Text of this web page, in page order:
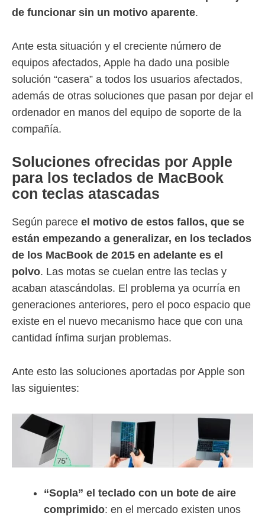
de funcionar sin un motivo aparente.
Ante esta situación y el creciente número de
equipos afectados, Apple ha dado una posible
solución “casera” a todos los usuarios afectados,
además de otras soluciones que pasan por dejar el
ordenador en manos del equipo de soporte de la
compañía.
Soluciones ofrecidas por Apple
para los teclados de MacBook
con teclas atascadas
Según parece el motivo de estos fallos, que se
están empezando a generalizar, en los teclados
de los MacBook de 2015 en adelante es el
polvo. Las motas se cuelan entre las teclas y
acaban atascándolas. El problema ya ocurría en
generaciones anteriores, pero el poco espacio que
existe en el nuevo mecanismo hace que con una
cantidad ínfima surjan problemas.
Ante esto las soluciones aportadas por Apple son
las siguientes:
“Sopla” el teclado con un bote de aire
comprimido: en el mercado existen unos